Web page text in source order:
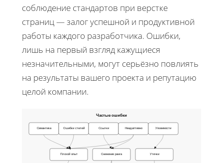
соблюдение стандартов при верстке
страниц — залог успешной и продуктивной
работы каждого разработчика. Ошибки,
лишь на первый взгляд кажущиеся
незначительными, могут серьёзно повлиять
на результаты вашего проекта и репутацию
целой компании.
Частые ошибки
Семантика Ошибки стилей Ссылки Неадаптивно Уязвимости
Плохой опыт Снижение ранга Утечки